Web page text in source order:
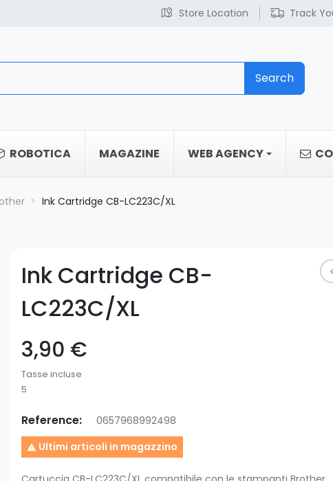
Store Location Track
Search
ROBOTICA MAGAZINE WEB AGENCY
Ink Cartridge CB-LC223C/XL
Ink Cartridge CB-
LC223C/XL
3,90 €
Tasse incluse
5
Reference: 0657968992498
 Ultimi articoli in magazzino